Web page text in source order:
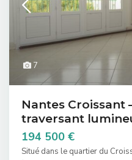
7
Nantes Croissant
traversant
194 500 €
Situé dans le quartier du